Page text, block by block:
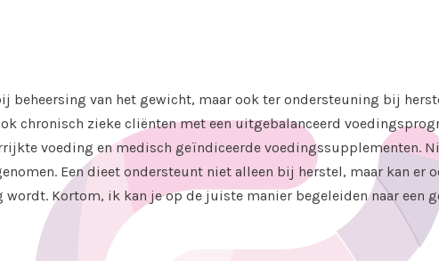
beheersing van het gewicht, maar ook ter ondersteuning bij
chronisch zieke cliënten met een uitgebalanceerd
voeding en medisch geïndiceerde voedingssupplementen.
Een dieet ondersteunt niet alleen bij herstel, maar kan er
Kortom, ik kan je op de juiste manier begeleiden naar een